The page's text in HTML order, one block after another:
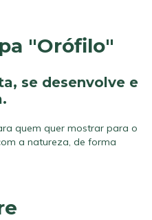
"Orófilo"
se desenvolve e
quem quer mostrar para o
a natureza, de forma